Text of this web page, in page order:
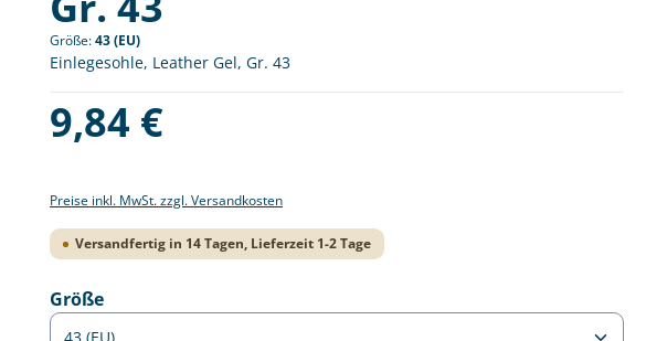
Größe:43 (EU)
Einlegesohle, Leather Gel, Gr. 43
Regulärer Preis:
9,84 €
Preise inkl. MwSt. zzgl. Versandkosten
Versandfertig in 14 Tagen, Lieferzeit 1-2 Tage
Größeauswählen